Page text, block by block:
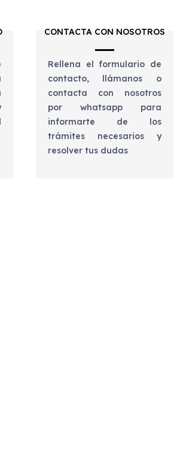
CONTACTA CON NOSOTROS
Rellena el formulario de
contacto, llámanos o
contacta con nosotros
por whatsapp para
informarte de los
trámites necesarios y
resolver tus dudas